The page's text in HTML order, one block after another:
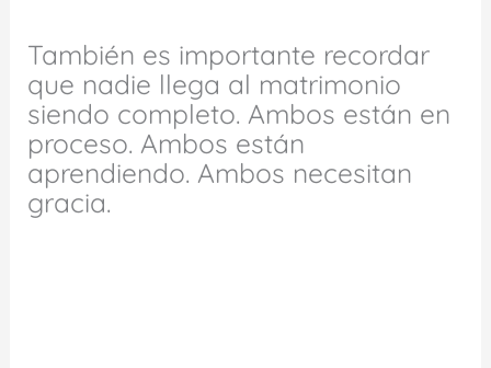
También es importante recordar
que nadie llega al matrimonio
siendo completo. Ambos están en
proceso. Ambos están
aprendiendo. Ambos necesitan
gracia.